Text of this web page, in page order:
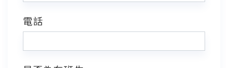
電話